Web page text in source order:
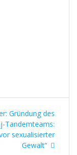
Nächster
Beitrag:
Gründung des
Tandemteams:
sexualisierter
Gewalt“